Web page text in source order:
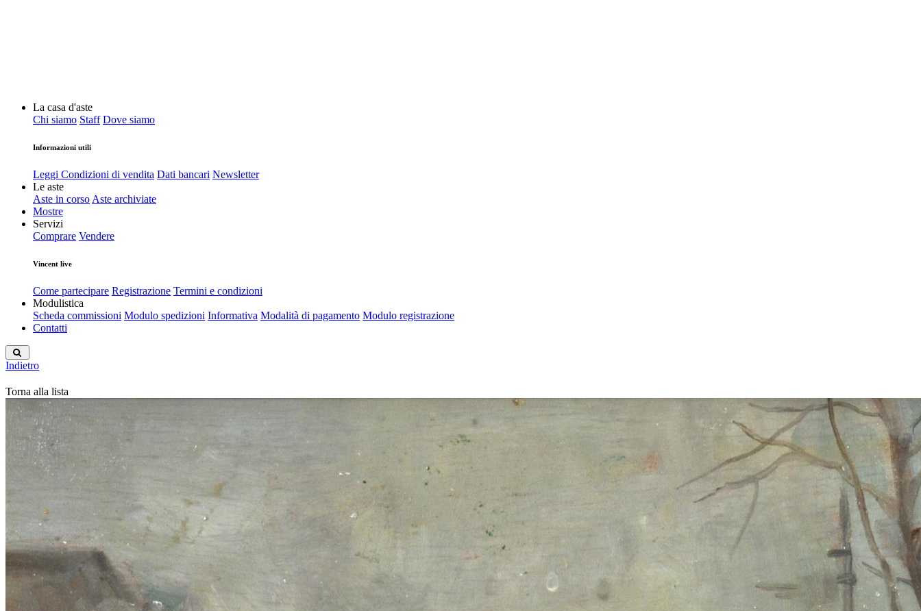
La casa d'aste
Chi siamo Staff Dove siamo
Informazioni utili
Leggi Condizioni di vendita Dati bancari Newsletter
Le aste
Aste in corso Aste archiviate
Mostre
Servizi
Comprare Vendere
Vincent live
Come partecipare Registrazione Termini e condizioni
Modulistica
Scheda commissioni Modulo spedizioni Informativa Modalità di pagamento Modulo registrazione
Contatti
Indietro
Torna alla lista